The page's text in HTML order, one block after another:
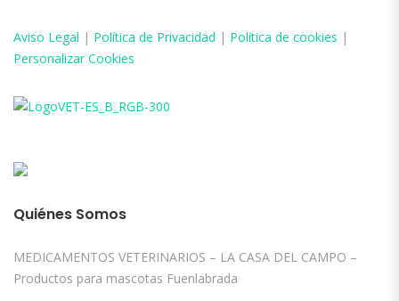
Aviso Legal | Política de Privacidad | Política de cookies |
Personalizar Cookies
Quiénes Somos
MEDICAMENTOS VETERINARIOS – LA CASA DEL CAMPO –
Productos para mascotas Fuenlabrada